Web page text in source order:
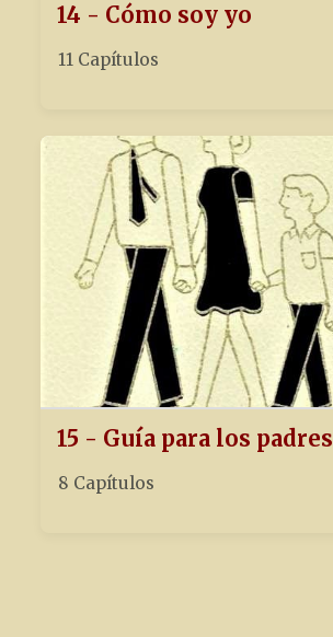
14 - Cómo soy yo
11 Capítulos
15 - Guía para los padres
8 Capítulos